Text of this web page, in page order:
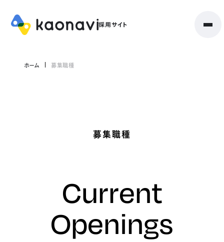
ホーム 募集職種
募集職種
Current
Openings